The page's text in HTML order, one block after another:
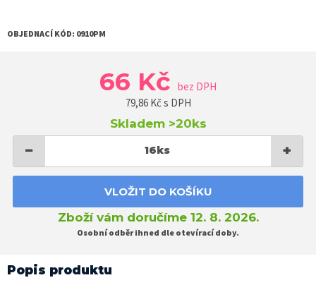
OBJEDNACÍ KÓD: 0910PM
66 Kč bez DPH
79,86Kč s DPH
Skladem >20ks
− 16ks +
VLOŽIT DO KOŠÍKU
Zboží vám doručíme 12. 8. 2026.
Osobní odběr ihned dle otevírací doby.
Popis produktu